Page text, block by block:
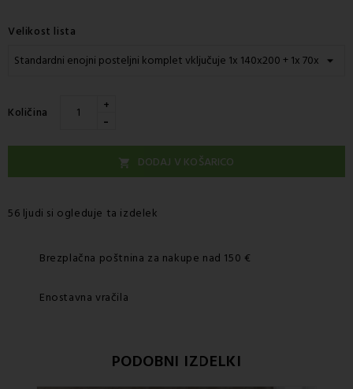
Velikost lista
Količina +
-
 DODAJ V KOŠARICO
56 ljudi si ogleduje ta izdelek
Brezplačna poštnina za nakupe nad 150 €
Enostavna vračila
PODOBNI IZDELKI